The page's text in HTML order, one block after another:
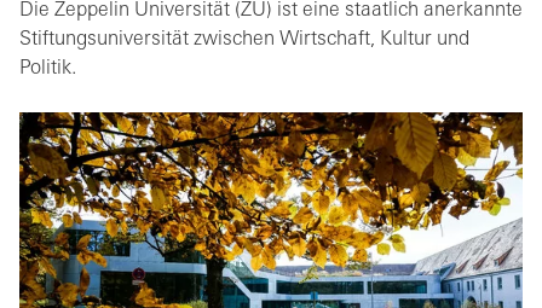
Die Zeppelin Universität (ZU) ist eine staatlich anerkannte
Stiftungsuniversität zwischen Wirtschaft, Kultur und
Politik.